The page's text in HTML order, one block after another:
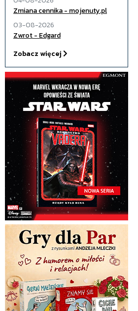
Zmiana cennika - mojenuty.pl
03-08-2026
Zwrot - Edgard
Zobacz więcej